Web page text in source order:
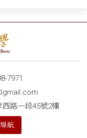
7971
路一段45號2樓
航